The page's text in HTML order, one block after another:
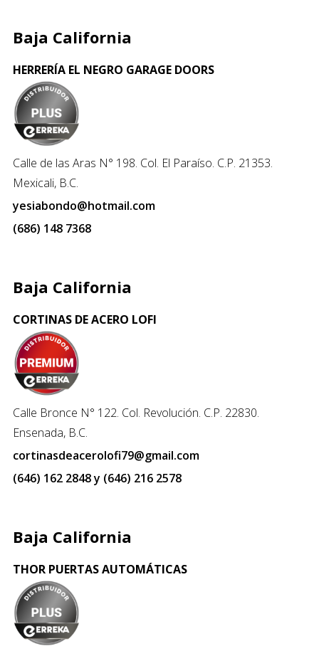
Baja California
HERRERÍA EL NEGRO GARAGE DOORS
Calle de las Aras N° 198. Col. El Paraíso. C.P. 21353.
Mexicali, B.C.
yesiabondo@hotmail.com
(686) 148 7368
Baja California
CORTINAS DE ACERO LOFI
Calle Bronce N° 122. Col. Revolución. C.P. 22830.
Ensenada, B.C.
cortinasdeacerolofi79@gmail.com
(646) 162 2848 y (646) 216 2578
Baja California
THOR PUERTAS AUTOMÁTICAS